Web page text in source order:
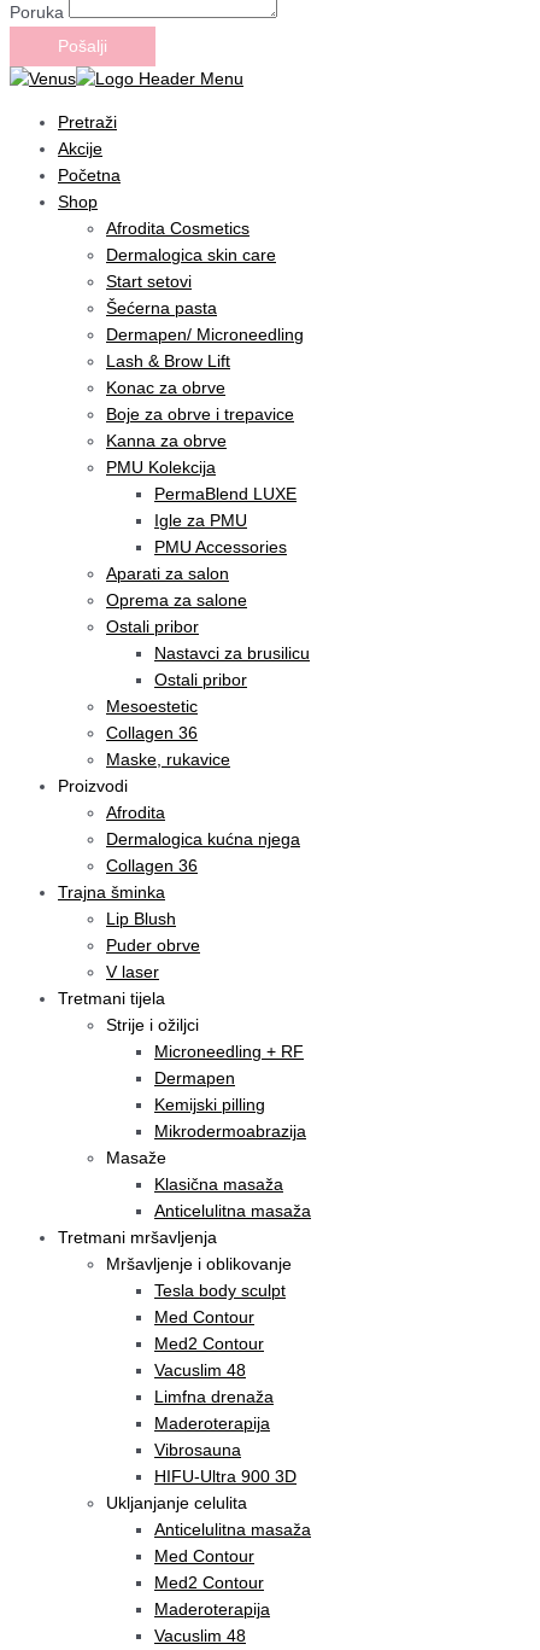
Poruka
Pošalji
Pretraži
Akcije
Početna
Shop
Afrodita Cosmetics
Dermalogica skin care
Start setovi
Šećerna pasta
Dermapen/ Microneedling
Lash & Brow Lift
Konac za obrve
Boje za obrve i trepavice
Kanna za obrve
PMU Kolekcija
PermaBlend LUXE
Igle za PMU
PMU Accessories
Aparati za salon
Oprema za salone
Ostali pribor
Nastavci za brusilicu
Ostali pribor
Mesoestetic
Collagen 36
Maske, rukavice
Proizvodi
Afrodita
Dermalogica kućna njega
Collagen 36
Trajna šminka
Lip Blush
Puder obrve
V laser
Tretmani tijela
Strije i ožiljci
Microneedling + RF
Dermapen
Kemijski pilling
Mikrodermoabrazija
Masaže
Klasična masaža
Anticelulitna masaža
Tretmani mršavljenja
Mršavljenje i oblikovanje
Tesla body sculpt
Med Contour
Med2 Contour
Vacuslim 48
Limfna drenaža
Maderoterapija
Vibrosauna
HIFU-Ultra 900 3D
Ukljanjanje celulita
Anticelulitna masaža
Med Contour
Med2 Contour
Maderoterapija
Vacuslim 48